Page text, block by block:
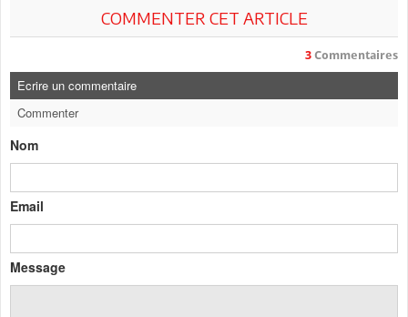
COMMENTER CET ARTICLE
3 Commentaires
Ecrire un commentaire
Commenter
Nom
Email
Message